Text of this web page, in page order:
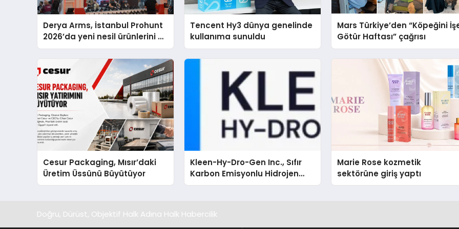
Derya Arms, İstanbul Prohunt
2026’da yeni nesil ürünlerini ve
global marka vizyonunu
Tencent Hy3 dünya genelinde
kullanıma sunuldu
Mars Türkiye’den “Köpeğini
Götür Haftası” çağrısı
Cesur Packaging, Mısır’daki
Üretim Üssünü Büyütüyor
Kleen-Hy-Dro-Gen Inc., Sıfır
Karbon Emisyonlu Hidrojen
Isıtma Teknolojisinde ISO ve
Marie Rose kozmetik
sektörüne giriş yaptı
Doğru, Dürüst, Objektif Halk Adına Halk Habercilik